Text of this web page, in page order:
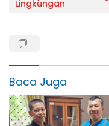
Lingkungan
Baca Juga